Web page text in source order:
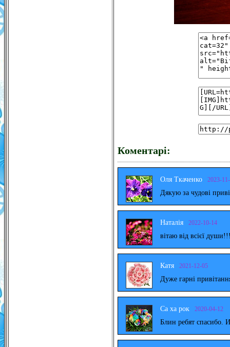
Коментарі:
Оля Ткаченко 2023-
Дякую за чудові
Наталія 2022-10-14
вітаю від всієї
Катя 2021-12-05
Дуже гарні
Са ха рок 2020-04-12
Блин ребят спасибо.